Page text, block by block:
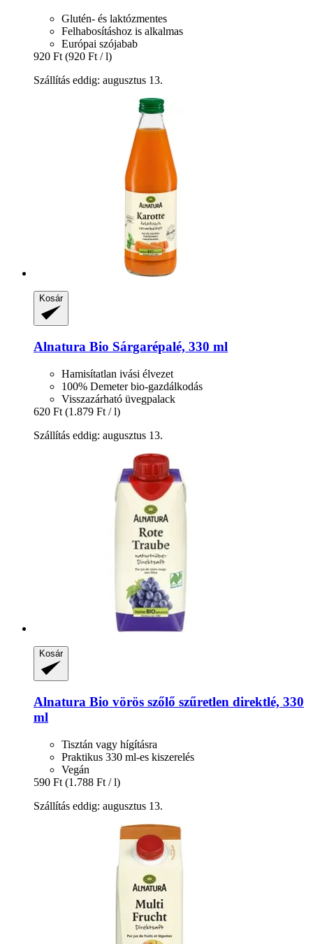
Glutén- és laktózmentes
Felhabosításhoz is alkalmas
Európai szójabab
920 Ft (920 Ft / l)
Szállítás eddig: augusztus 13.
Kosár
Alnatura Bio Sárgarépalé, 330 ml
Hamisítatlan ivási élvezet
100% Demeter bio-gazdálkodás
Visszazárható üvegpalack
620 Ft (1.879 Ft / l)
Szállítás eddig: augusztus 13.
Kosár
Alnatura Bio vörös szőlő szűretlen direktlé, 330
ml
Tisztán vagy hígításra
Praktikus 330 ml-es kiszerelés
Vegán
590 Ft (1.788 Ft / l)
Szállítás eddig: augusztus 13.